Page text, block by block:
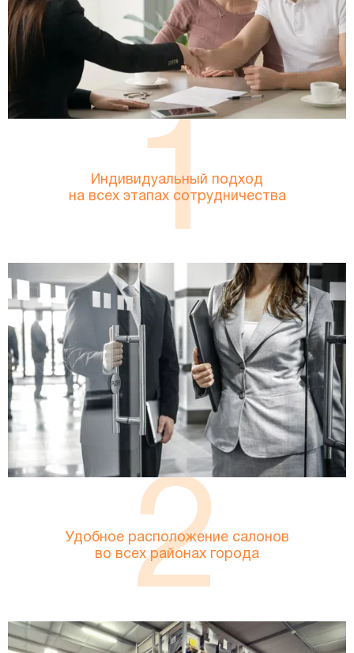
1
Индивидуальный подход
на всех этапах сотрудничества
2
Удобное расположение салонов
во всех районах города